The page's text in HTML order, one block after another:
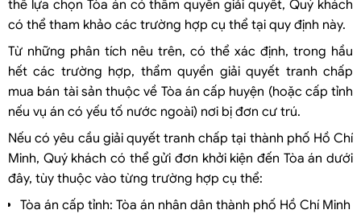
thể lựa chọn Tòa án có thẩm quyền giải quyết, Quý khách
có thể tham khảo các trường hợp cụ thể tại quy định này.
Từ những phân tích nêu trên, có thể xác định, trong hầu
hết các trường hợp, thẩm quyền giải quyết tranh chấp
mua bán tài sản thuộc về Tòa án cấp huyện (hoặc cấp tỉnh
nếu vụ án có yếu tố nước ngoài) nơi bị đơn cư trú.
Nếu có yêu cầu giải quyết tranh chấp tại thành phố Hồ Chí
Minh, Quý khách có thể gửi đơn khởi kiện đến Tòa án dưới
đây, tùy thuộc vào từng trường hợp cụ thể:
Tòa án cấp tỉnh: Tòa án nhân dân thành phố Hồ Chí Minh